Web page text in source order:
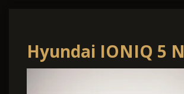
Hyundai IONIQ 5 N
Elektro 4WD